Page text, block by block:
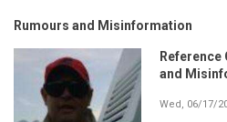
Rumours and Misinformation
Reference
and
Wed, 06/17/